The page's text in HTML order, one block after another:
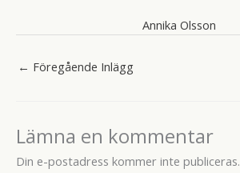
Annika Olsson
← Föregående Inlägg
Lämna en kommentar
Din e-postadress kommer inte publiceras.